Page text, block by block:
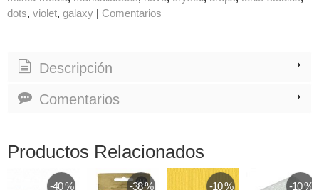
dots violet galaxy | Comentarios
Descripción
Comentarios
Productos Relacionados
-40 % -38 % -10 % -10 %